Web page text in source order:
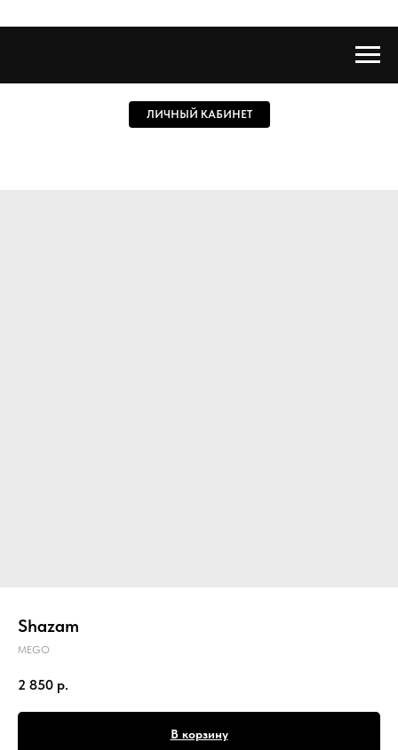
ЛИЧНЫЙ КАБИНЕТ
Shazam
MEGO
2 850 р.
В корзину